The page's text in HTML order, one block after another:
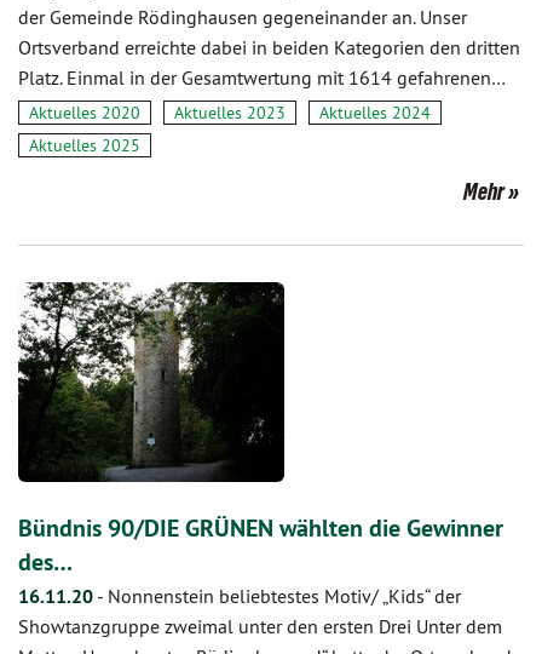
der Gemeinde Rödinghausen gegeneinander an. Unser
Ortsverband erreichte dabei in beiden Kategorien den dritten
Platz. Einmal in der Gesamtwertung mit 1614 gefahrenen…
Aktuelles 2020 Aktuelles 2023
Aktuelles 2024
Aktuelles 2025
Mehr
Bündnis 90/DIE GRÜNEN wählten die Gewinner
des…
16.11.20 - Nonnenstein beliebtestes Motiv/ „Kids“ der
Showtanzgruppe zweimal unter den ersten Drei Unter dem